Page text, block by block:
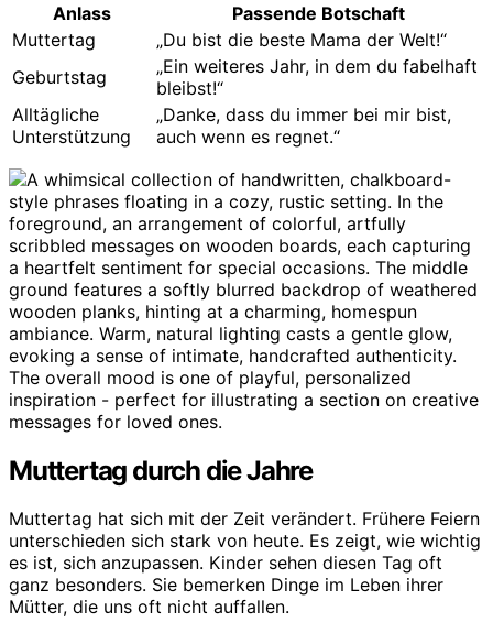
Anlass
Passende Botschaft
Muttertag
„Du bist die beste Mama der Welt!“
Geburtstag
„Ein weiteres Jahr, in dem du fabelhaft
bleibst!“
Alltägliche
Unterstützung
„Danke, dass du immer bei mir bist,
auch wenn es regnet.“
Muttertag durch die Jahre
Muttertag hat sich mit der Zeit verändert. Frühere Feiern
unterschieden sich stark von heute. Es zeigt, wie wichtig
es ist, sich anzupassen. Kinder sehen diesen Tag oft
ganz besonders. Sie bemerken Dinge im Leben ihrer
Mütter, die uns oft nicht auffallen.